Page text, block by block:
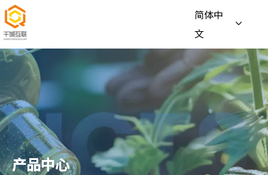
简体中
文
产品中心